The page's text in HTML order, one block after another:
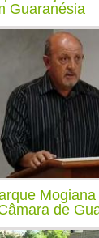
Guaranésia
de